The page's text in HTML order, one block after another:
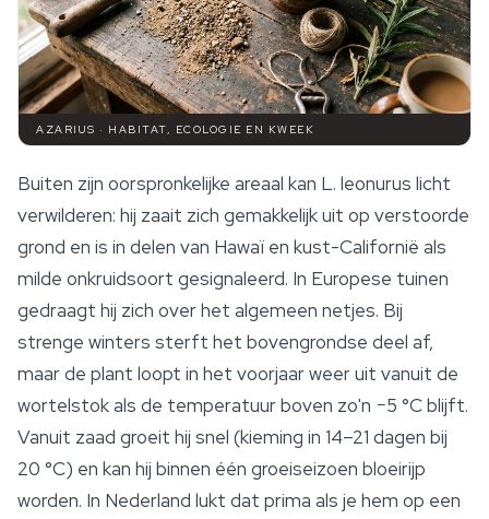
AZARIUS · HABITAT, ECOLOGIE EN KWEEK
Buiten zijn oorspronkelijke areaal kan L. leonurus licht
verwilderen: hij zaait zich gemakkelijk uit op verstoorde
grond en is in delen van Hawaï en kust-Californië als
milde onkruidsoort gesignaleerd. In Europese tuinen
gedraagt hij zich over het algemeen netjes. Bij
strenge winters sterft het bovengrondse deel af,
maar de plant loopt in het voorjaar weer uit vanuit de
wortelstok als de temperatuur boven zo'n −5 °C blijft.
Vanuit zaad groeit hij snel (kieming in 14–21 dagen bij
20 °C) en kan hij binnen één groeiseizoen bloeirijp
worden. In Nederland lukt dat prima als je hem op een